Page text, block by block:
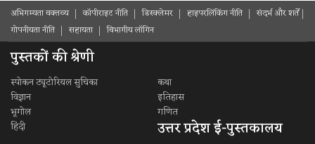
अभिगम्यता वक्तव्य कॉपीराइट नीति डिस्क्लेमर हाइपरलिंकिंग नीति
संदर्भ और शर्ते
गोपनीयता नीति
सहायता विभागीय लॉगिन
पुस्तकों की श्रेणी
स्पोकन ट्यूटोरियल सुचिका
कथा
विज्ञान
इतिहास
भूगोल
गणित
हिंदी
उत्तर प्रदेश ई-पुस्तकालय